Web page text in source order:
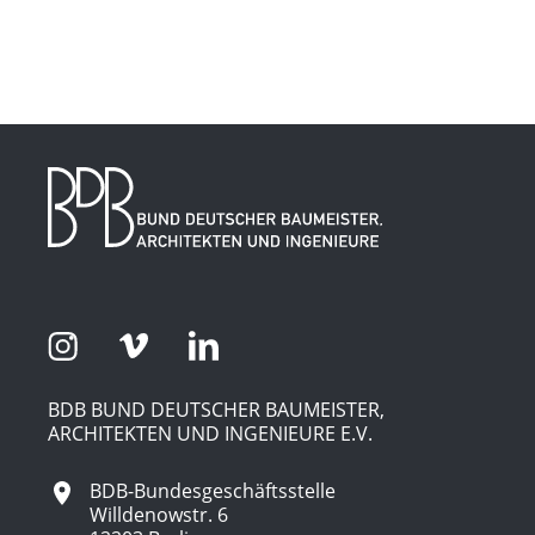
BDB BUND DEUTSCHER BAUMEISTER,
ARCHITEKTEN UND INGENIEURE E.V.
BDB-Bundesgeschäftsstelle
Willdenowstr. 6